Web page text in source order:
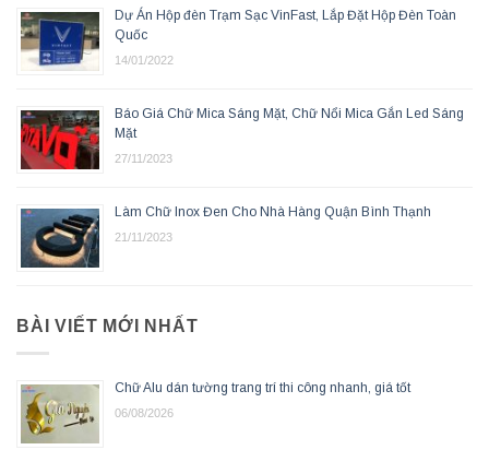
Dự Án Hộp đèn Trạm Sạc VinFast, Lắp Đặt Hộp Đèn Toàn
Quốc
14/01/2022
Báo Giá Chữ Mica Sáng Mặt, Chữ Nổi Mica Gắn Led Sáng
Mặt
27/11/2023
Làm Chữ Inox Đen Cho Nhà Hàng Quận Bình Thạnh
21/11/2023
BÀI VIẾT MỚI NHẤT
Chữ Alu dán tường trang trí thi công nhanh, giá tốt
06/08/2026